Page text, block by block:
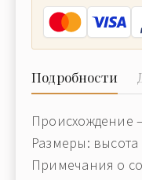
Подробности
Происхождение
Размеры:
Примечания о